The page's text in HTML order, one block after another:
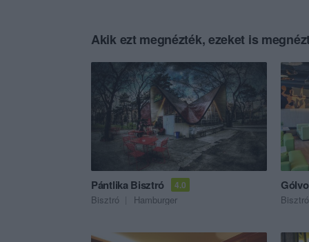
Akik ezt megnézték, ezeket is
Pántlika Bisztró 4.0
Bisztró Hamburger Bisztró